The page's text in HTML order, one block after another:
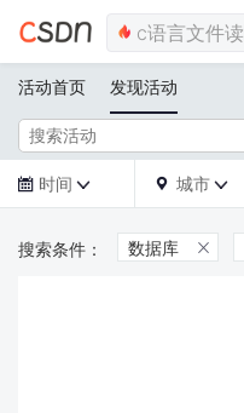
活动首页 发现活动
 时间   城市 
数据库 